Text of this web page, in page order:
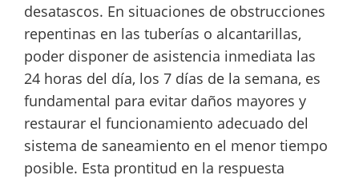
desatascos. En situaciones de obstrucciones
repentinas en las tuberías o alcantarillas,
poder disponer de asistencia inmediata las
24 horas del día, los 7 días de la semana, es
fundamental para evitar daños mayores y
restaurar el funcionamiento adecuado del
sistema de saneamiento en el menor tiempo
posible. Esta prontitud en la respuesta